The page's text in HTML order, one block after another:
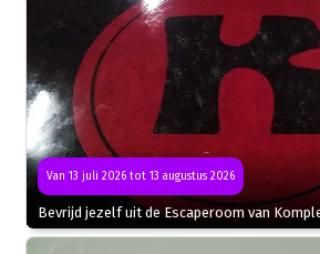
Van 13 juli 2026 tot 13 augustus 2026
Bevrijd jezelf uit de Escaperoom van